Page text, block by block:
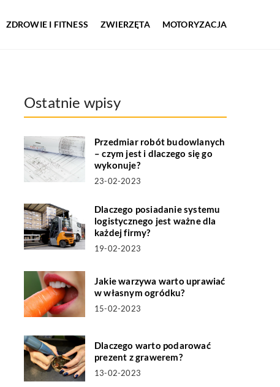
ZDROWIE I FITNESS ZWIERZĘTA MOTORYZACJA
Ostatnie wpisy
Przedmiar robót budowlanych
– czym jest i dlaczego się go
wykonuje?
23-02-2023
Dlaczego posiadanie systemu
logistycznego jest ważne dla
każdej firmy?
19-02-2023
Jakie warzywa warto uprawiać
w własnym ogródku?
15-02-2023
Dlaczego warto podarować
prezent z grawerem?
13-02-2023